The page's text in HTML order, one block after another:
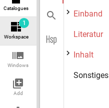
Catalogues
1
Workspace
Windows
Add
Einband
Literatur
Inhalt
Sonstiges